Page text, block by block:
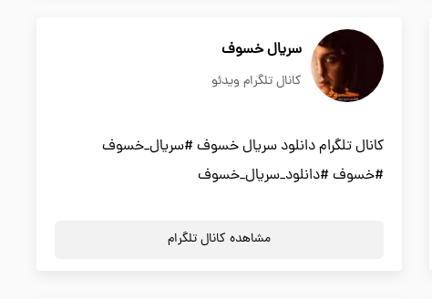
سریال خسوف
کانال تلگرام ویدئو
کانال تلگرام دانلود سریال خسوف #سریال_خسوف
#خسوف #دانلود_سریال_خسوف
مشاهده کانال تلگرام